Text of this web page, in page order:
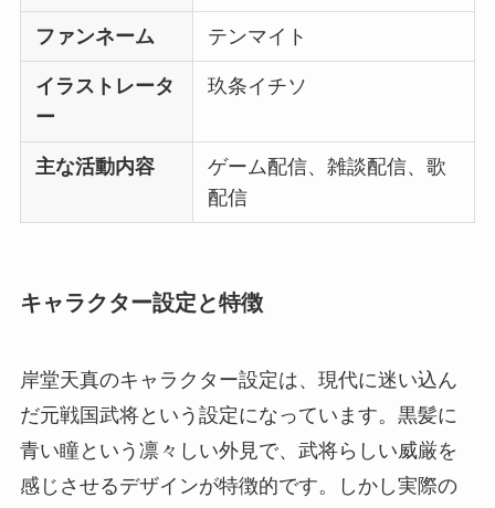
ファンネーム テンマイト
イラストレータ
ー
玖条イチソ
主な活動内容
ゲーム配信、雑談配信、歌
配信
キャラクター設定と特徴
岸堂天真のキャラクター設定は、現代に迷い込ん
だ元戦国武将という設定になっています。黒髪に
青い瞳という凛々しい外見で、武将らしい威厳を
感じさせるデザインが特徴的です。しかし実際の